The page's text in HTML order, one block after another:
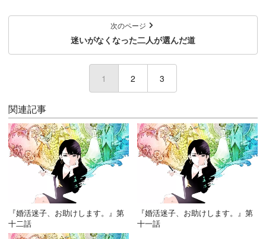
次のページ
迷いがなくなった二人が選んだ道
1 (current)
2 3
関連記事
『婚活迷子、お助けします。』第
十二話
『婚活迷子、お助けします。』第
十一話